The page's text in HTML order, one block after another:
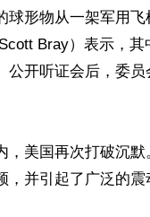
球形物从一架军用
Bray）表示，
公开听证会后，委
，美国再次打破沉
并引起了广泛的震